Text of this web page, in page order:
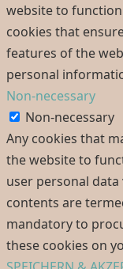
website to
cookies that
features of the
personal
Non-necessary
Non-necessary
Any cookies that
the website to
user personal
contents are
mandatory to
these cookies on